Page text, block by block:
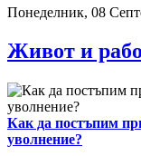
Понеделник, 08
Живот и
Как да постъпим
уволнение?